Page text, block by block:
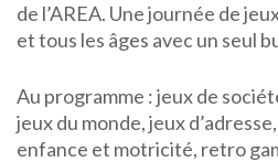
de l’AREA. Une journée de
et tous les âges avec un seul
Au programme : jeux de
jeux du monde, jeux
enfance et motricité, retro